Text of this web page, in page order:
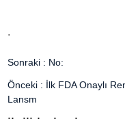
.
Sonraki : No:
Önceki : İlk FDA Onaylı
Lansm